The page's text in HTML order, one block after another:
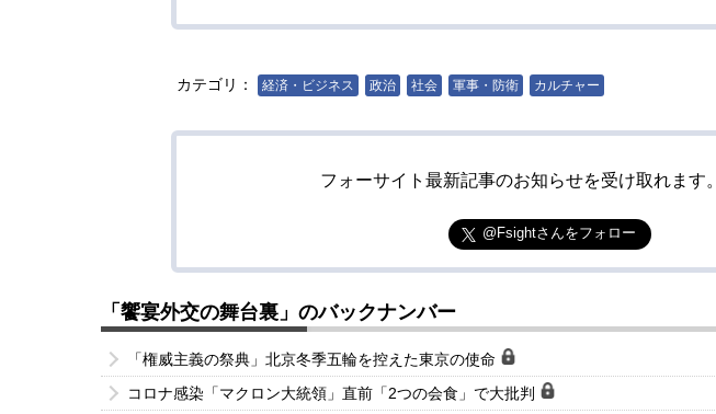
カテゴリ： 経済・ビジネス 政治 社会 軍事・防衛 カルチャー
フォーサイト最新記事のお知らせを受け取れます。
@Fsightさんをフォロー
「饗宴外交の舞台裏」のバックナンバー
「権威主義の祭典」北京冬季五輪を控えた東京の使命
コロナ感染「マクロン大統領」直前「2つの会食」で大批判